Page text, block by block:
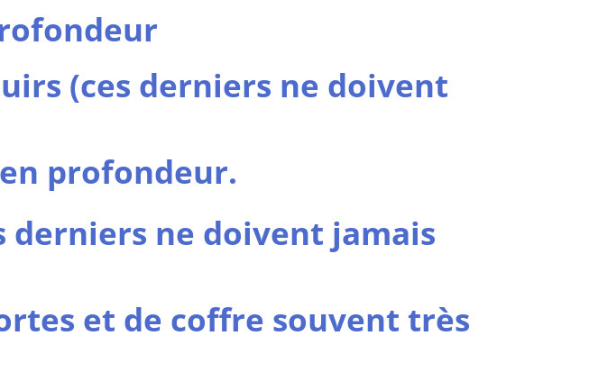
(ces derniers ne doivent
profondeur.
derniers ne doivent jamais
et de coffre souvent très